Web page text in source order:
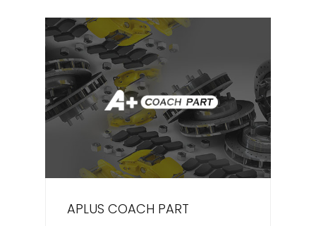
APLUS COACH PART